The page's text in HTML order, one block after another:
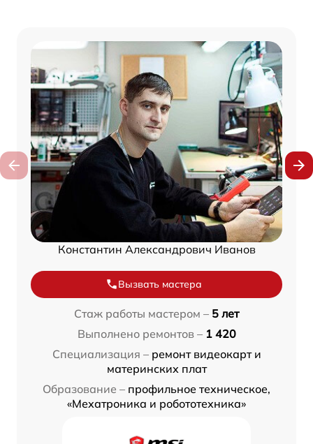
Константин Александрович Иванов
Вызвать мастера
Стаж работы мастером – 5 лет
Выполнено ремонтов – 1 420
Специализация – ремонт видеокарт и
материнских плат
Образование – профильное техническое,
«Мехатроника и робототехника»